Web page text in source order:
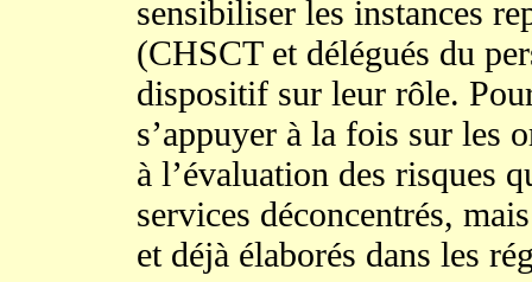
sensibiliser les instances
(CHSCT et délégués du
dispositif sur leur rôle.
s’appuyer à la fois sur les
à l’évaluation des risques
services déconcentrés,
et déjà élaborés dans les